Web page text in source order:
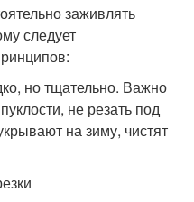
заживлять
следует
но тщательно. Важно
не резать под
на зиму, чистят